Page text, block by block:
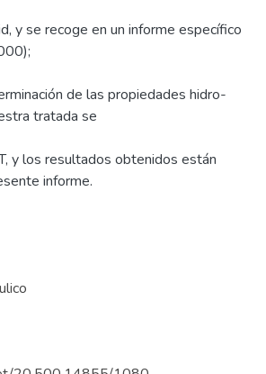
y se recoge en un informe específico
de las propiedades hidro-
tratada se
y los resultados obtenidos están
informe.